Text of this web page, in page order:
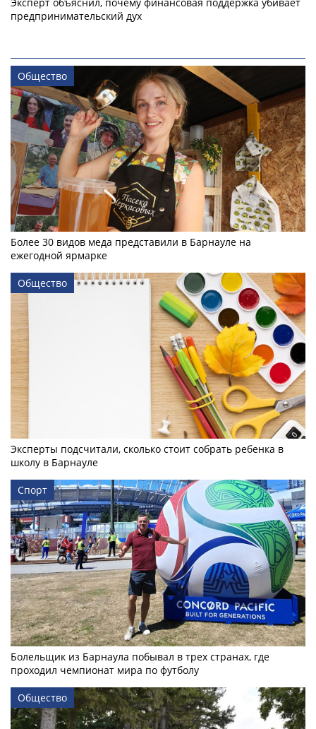
предпринимательский дух
Общество
Более 30 видов меда представили в Барнауле на
ежегодной ярмарке
Общество
Эксперты подсчитали, сколько стоит собрать ребенка в
школу в Барнауле
Спорт
Болельщик из Барнаула побывал в трех странах, где
проходил чемпионат мира по футболу
Общество